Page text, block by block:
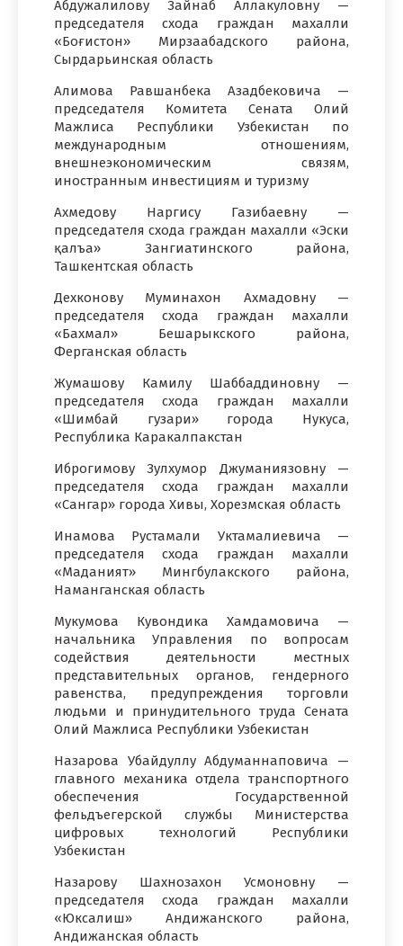
Абдужалилову Зайнаб Аллакуловну —
председателя схода граждан махалли
«Боғистон» Мирзаабадского района,
Сырдарьинская область
Алимова Равшанбека Азадбековича —
председателя Комитета Сената Олий
Мажлиса Республики Узбекистан по
международным отношениям,
внешнеэкономическим связям,
иностранным инвестициям и туризму
Ахмедову Наргису Газибаевну —
председателя схода граждан махалли «Эски
қалъа» Зангиатинского района,
Ташкентская область
Дехконову Муминахон Ахмадовну —
председателя схода граждан махалли
«Бахмал» Бешарыкского района,
Ферганская область
Жумашову Камилу Шаббаддиновну —
председателя схода граждан махалли
«Шимбай гузари» города Нукуса,
Республика Каракалпакстан
Иброгимову Зулхумор Джуманиязовну —
председателя схода граждан махалли
«Сангар» города Хивы, Хорезмская область
Инамова Рустамали Уктамалиевича —
председателя схода граждан махалли
«Маданият» Мингбулакского района,
Наманганская область
Мукумова Кувондика Хамдамовича —
начальника Управления по вопросам
содействия деятельности местных
представительных органов, гендерного
равенства, предупреждения торговли
людьми и принудительного труда Сената
Олий Мажлиса Республики Узбекистан
Назарова Убайдуллу Абдуманнаповича —
главного механика отдела транспортного
обеспечения Государственной
фельдъегерской службы Министерства
цифровых технологий Республики
Узбекистан
Назарову Шахнозахон Усмоновну —
председателя схода граждан махалли
«Юксалиш» Андижанского района,
Андижанская область